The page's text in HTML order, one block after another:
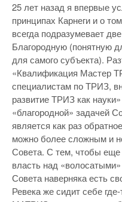
25 лет назад я впервые
принципах Карнеги и о
всегда подразумевает
Благородную (понятную
для самого субъекта).
«Квалификация Мастер
специалистам по ТРИЗ,
развитие ТРИЗ как
«благородной» задачей
является как раз
можно более сложным и
Совета. С тем, чтобы еще
власть над
Совета наверняка есть
Ревека же сидит себе